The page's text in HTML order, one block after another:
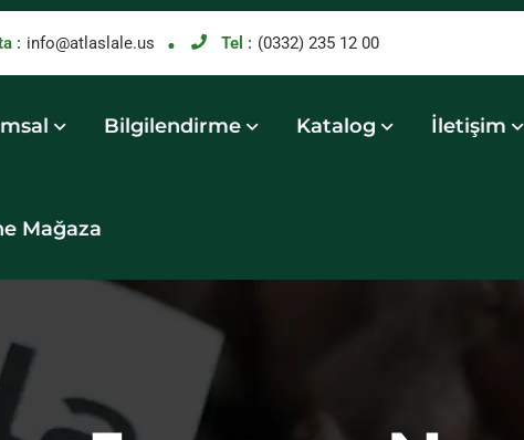
: info@atlaslale.us Tel : (0332) 235 12 00
Bilgilendirme Katalog İletişim
Mağaza